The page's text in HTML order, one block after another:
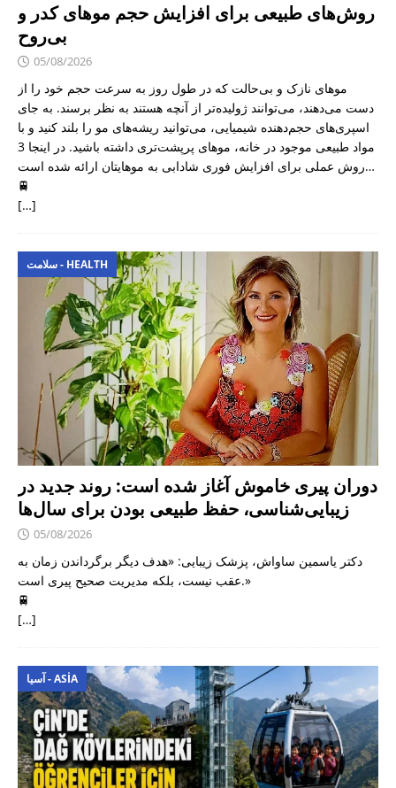
روش‌های طبیعی برای افزایش حجم موهای کدر و
بی‌روح
05/08/2026
موهای نازک و بی‌حالت که در طول روز به سرعت حجم خود را از
دست می‌دهند، می‌توانند ژولیده‌تر از آنچه هستند به نظر برسند. به جای
اسپری‌های حجم‌دهنده شیمیایی، می‌توانید ریشه‌های مو را بلند کنید و با
مواد طبیعی موجود در خانه، موهای پرپشت‌تری داشته باشید. در اینجا 3
روش عملی برای افزایش فوری شادابی به موهایتان ارائه شده است…
🚆
[…]
سلامت - HEALTH
دوران پیری خاموش آغاز شده است: روند جدید در
زیبایی‌شناسی، حفظ طبیعی بودن برای سال‌ها
05/08/2026
دکتر یاسمین ساواش، پزشک زیبایی: «هدف دیگر برگرداندن زمان به
عقب نیست، بلکه مدیریت صحیح پیری است.»
🚆
[…]
آسیا - ASIA